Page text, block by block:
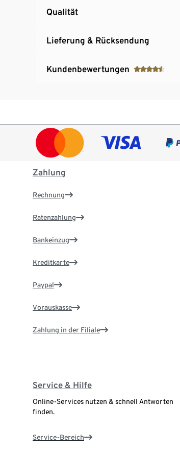
Qualität
Lieferung & Rücksendung
Kundenbewertungen
Zahlung
Rechnung
Ratenzahlung
Bankeinzug
Kreditkarte
Paypal
Vorauskasse
Zahlung in der Filiale
Service & Hilfe
Online-Services nutzen & schnell Antworten
finden.
Service-Bereich